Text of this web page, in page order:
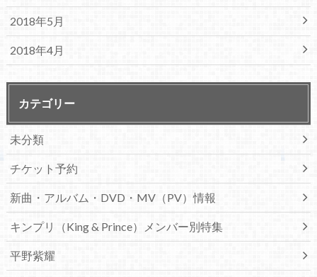
2018年5月
2018年4月
カテゴリー
未分類
チケット予約
新曲・アルバム・DVD・MV（PV）情報
キンプリ（King & Prince）メンバー別特集
平野紫耀